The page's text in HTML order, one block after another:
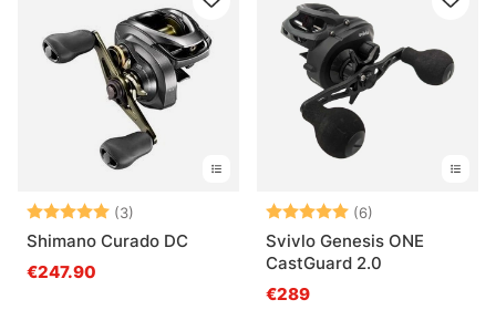
Bewertung:(3)
5.0 von 5 Sternen
Shimano Curado DC
€247.90
Bewertung:(6)
Svivlo Genesis ONE
CastGuard 2.0
€289